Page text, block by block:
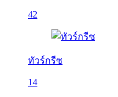
42
ทัวร์กรีซ
14